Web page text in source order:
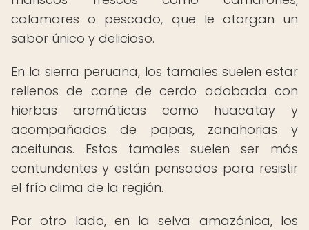
calamares o pescado, que le otorgan un
sabor único y delicioso.
En la sierra peruana, los tamales suelen estar
rellenos de carne de cerdo adobada con
hierbas aromáticas como huacatay y
acompañados de papas, zanahorias y
aceitunas. Estos tamales suelen ser más
contundentes y están pensados para resistir
el frío clima de la región.
Por otro lado, en la selva amazónica, los